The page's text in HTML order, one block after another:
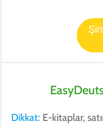
Dikkat: E-kitaplar,